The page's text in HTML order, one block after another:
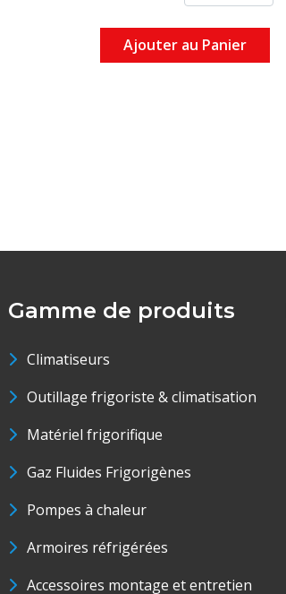
Ajouter au Panier
Gamme de produits
Climatiseurs
Outillage frigoriste & climatisation
Matériel frigorifique
Gaz Fluides Frigorigènes
Pompes à chaleur
Armoires réfrigérées
Accessoires montage et entretien